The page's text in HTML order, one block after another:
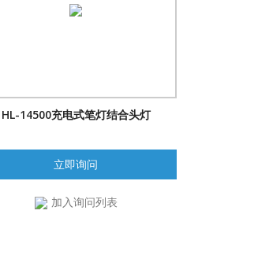
HL-14500充电式笔灯结合头灯
立即询问
加入询问列表